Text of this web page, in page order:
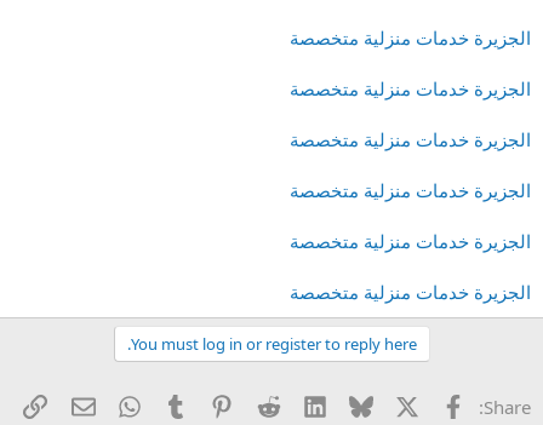
الجزيرة خدمات منزلية متخصصة
الجزيرة خدمات منزلية متخصصة
الجزيرة خدمات منزلية متخصصة
الجزيرة خدمات منزلية متخصصة
الجزيرة خدمات منزلية متخصصة
الجزيرة خدمات منزلية متخصصة
You must log in or register to reply here.
Share: الفيس بوك
X
Bluesky
LinkedIn
Reddit
Pinterest
Tumblr
WhatsApp
البريد